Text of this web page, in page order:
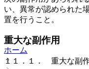
い、異常が認められた
置を行うこと。
重大な副作用
１１．１． 重大な副
ホーム